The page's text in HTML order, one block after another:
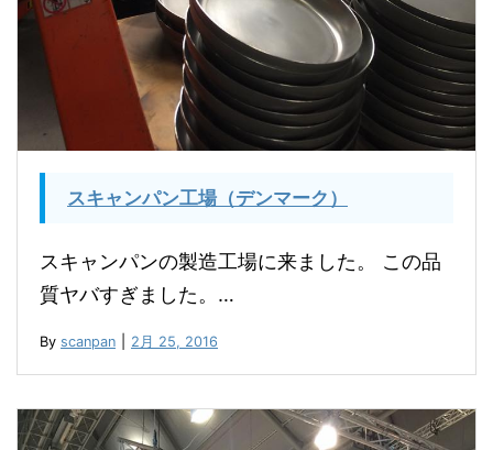
スキャンパン工場（デンマーク）
スキャンパンの製造工場に来ました。 この品
質ヤバすぎました。…
By scanpan 2月 25, 2016